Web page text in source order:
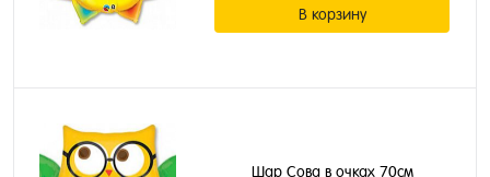
В корзину
Шар Сова в очках 70см